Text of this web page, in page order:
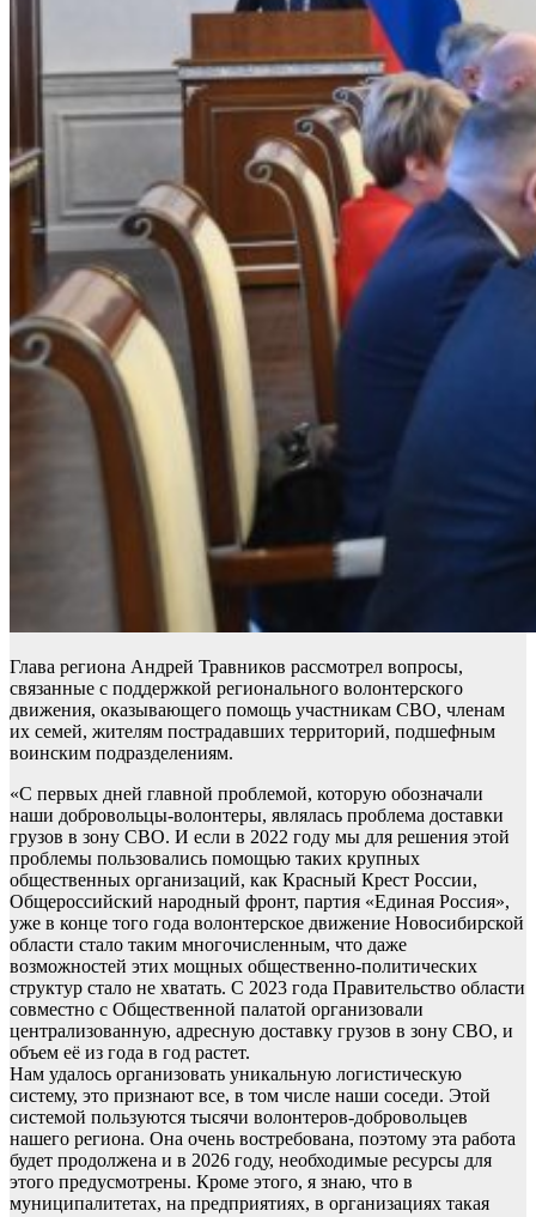
Глава региона Андрей Травников рассмотрел вопросы,
связанные с поддержкой регионального волонтерского
движения, оказывающего помощь участникам СВО, членам
их семей, жителям пострадавших территорий, подшефным
воинским подразделениям.
«С первых дней главной проблемой, которую обозначали
наши добровольцы-волонтеры, являлась проблема доставки
грузов в зону СВО. И если в 2022 году мы для решения этой
проблемы пользовались помощью таких крупных
общественных организаций, как Красный Крест России,
Общероссийский народный фронт, партия «Единая Россия»,
уже в конце того года волонтерское движение Новосибирской
области стало таким многочисленным, что даже
возможностей этих мощных общественно-политических
структур стало не хватать. С 2023 года Правительство области
совместно с Общественной палатой организовали
централизованную, адресную доставку грузов в зону СВО, и
объем её из года в год растет.
Нам удалось организовать уникальную логистическую
систему, это признают все, в том числе наши соседи. Этой
системой пользуются тысячи волонтеров-добровольцев
нашего региона. Она очень востребована, поэтому эта работа
будет продолжена и в 2026 году, необходимые ресурсы для
этого предусмотрены. Кроме этого, я знаю, что в
муниципалитетах, на предприятиях, в организациях такая